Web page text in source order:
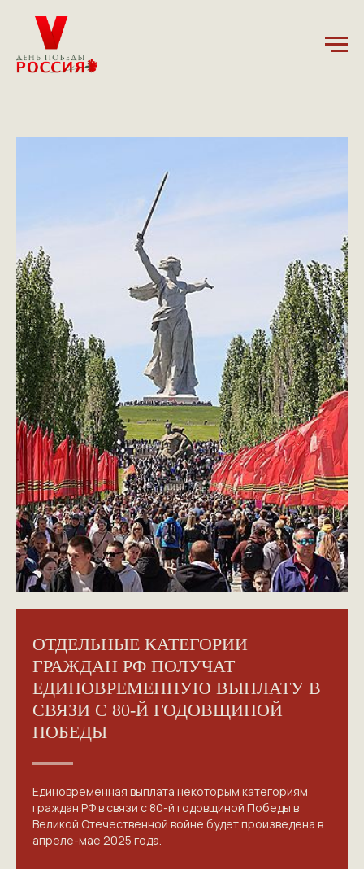
ОТДЕЛЬНЫЕ КАТЕГОРИИ
ГРАЖДАН РФ ПОЛУЧАТ
ЕДИНОВРЕМЕННУЮ ВЫПЛАТУ В
СВЯЗИ С 80-Й ГОДОВЩИНОЙ
ПОБЕДЫ
Единовременная выплата некоторым категориям
граждан РФ в связи с 80-й годовщиной Победы в
Великой Отечественной войне будет произведена в
апреле-мае 2025 года.